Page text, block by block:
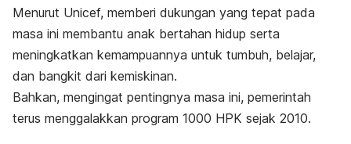
Menurut Unicef, memberi dukungan yang tepat pada
masa ini membantu anak bertahan hidup serta
meningkatkan kemampuannya untuk tumbuh, belajar,
dan bangkit dari kemiskinan.
Bahkan, mengingat pentingnya masa ini, pemerintah
terus menggalakkan program 1000 HPK sejak 2010.